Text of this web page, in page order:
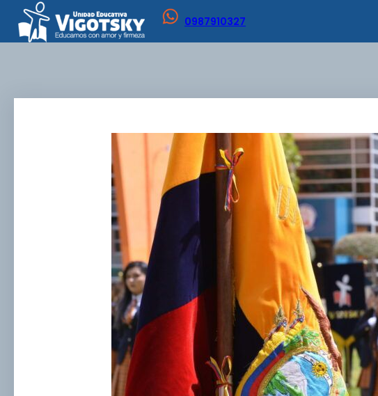
0987910327